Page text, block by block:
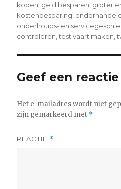
kopen geld besparen groter
kostenbesparing
onderhouds- en
controleren ,test vaart maken ,
Geef een reactie
Het e-mailadres wordt niet
zijn gemarkeerd met *
REACTIE *